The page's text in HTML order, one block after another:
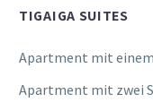
TIGAIGA SUITES
Apartment mit
Apartment mit zwei